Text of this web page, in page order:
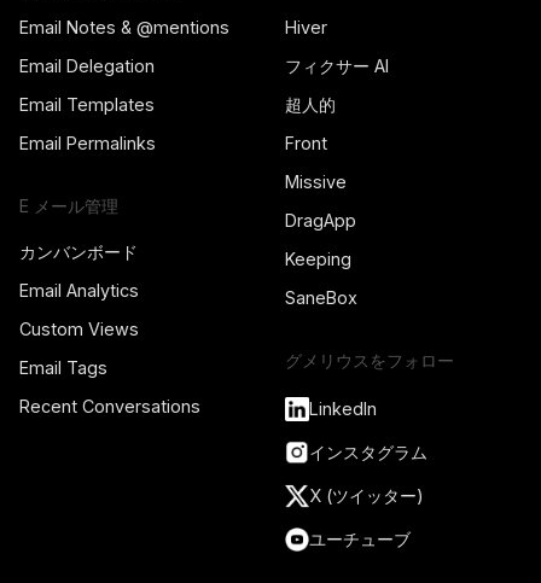
Email Notes & @mentions
Email Delegation
Email Templates
Email Permalinks
E メール管理
カンバンボード
Email Analytics
Custom Views
Email Tags
Recent Conversations
Hiver
フィクサー AI
超人的
Front
Missive
DragApp
Keeping
SaneBox
グメリウスをフォロー
LinkedIn
インスタグラム
X (ツイッター)
ユーチューブ